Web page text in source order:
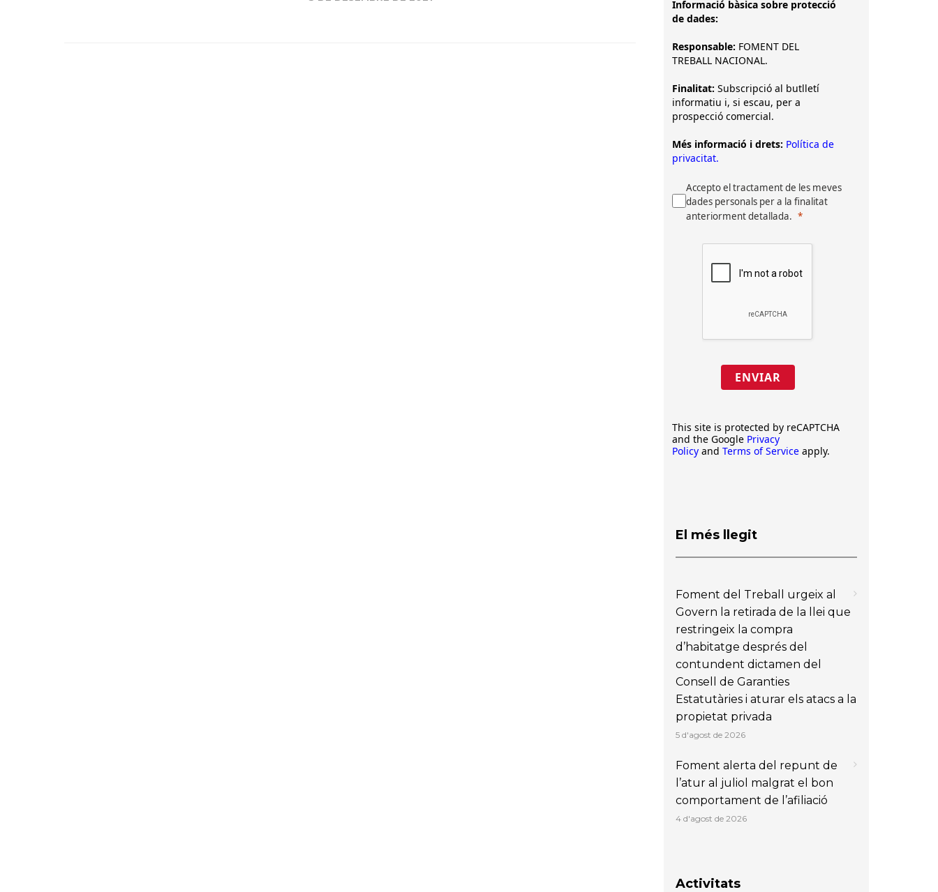
Informació bàsica sobre protecció
de dades:
Responsable: FOMENT DEL
TREBALL NACIONAL.
Finalitat: Subscripció al butlletí
informatiu i, si escau, per a
prospecció comercial.
Més informació i drets: Política de
privacitat.
Accepto el tractament de les meves
dades personals per a la finalitat
anteriorment detallada.
ENVIAR
This site is protected by reCAPTCHA
and the Google Privacy
Policy and Terms of Service apply.
El més llegit
Foment del Treball urgeix al
Govern la retirada de la llei que
restringeix la compra
d’habitatge després del
contundent dictamen del
Consell de Garanties
Estatutàries i aturar els atacs a la
propietat privada
5 d'agost de 2026
Foment alerta del repunt de
l’atur al juliol malgrat el bon
comportament de l’afiliació
4 d'agost de 2026
Activitats